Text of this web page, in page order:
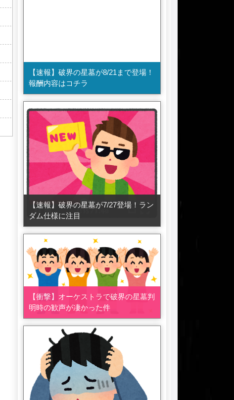
【速報】破界の星墓が8/21まで登場！
報酬内容はコチラ
【速報】破界の星墓が7/27登場！ラン
ダム仕様に注目
【衝撃】オーケストラで破界の星墓判
明時の歓声が凄かった件